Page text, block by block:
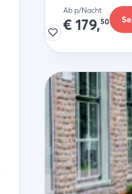
Ab p/Nacht
€ 179,50